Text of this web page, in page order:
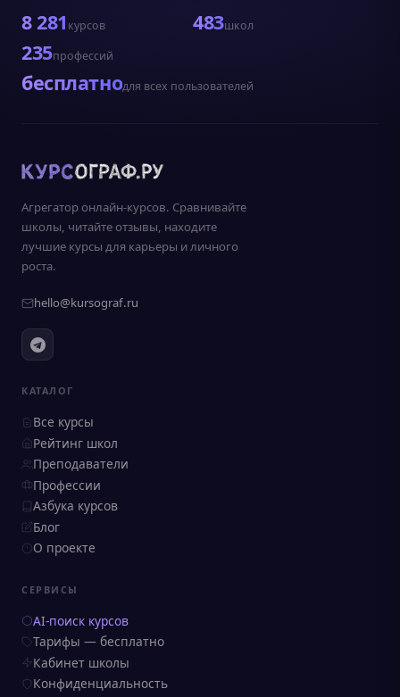
8 281 курсов 483школ
235профессий
бесплатнодля всех пользователей
Агрегатор онлайн-курсов. Сравнивайте
школы, читайте отзывы, находите
лучшие курсы для карьеры и личного
роста.
hello@kursograf.ru
КАТАЛОГ
Все курсы
Рейтинг школ
Преподаватели
Профессии
Азбука курсов
Блог
О проекте
СЕРВИСЫ
AI-поиск курсов
Тарифы — бесплатно
Кабинет школы
Конфиденциальность